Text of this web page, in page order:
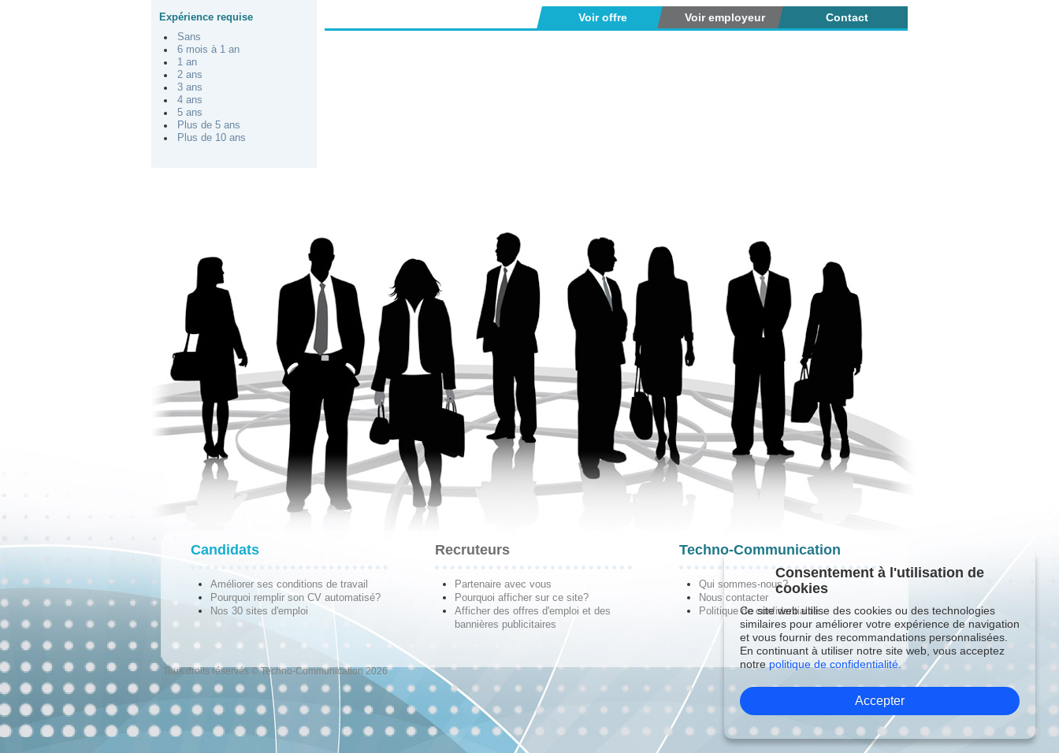
Expérience requise
Sans
6 mois à 1 an
1 an
2 ans
3 ans
4 ans
5 ans
Plus de 5 ans
Plus de 10 ans
Voir offre Voir employeur Contact
Candidats
Améliorer ses conditions de travail
Pourquoi remplir son CV automatisé?
Nos 30 sites d'emploi
Recruteurs
Partenaire avec vous
Pourquoi afficher sur ce site?
Afficher des offres d'emploi et des
bannières publicitaires
Techno-Communication
Qui sommes-nous?
Nous contacter
Politique de confidentialité
Tous droits réservés © Techno-Communication 2026
Consentement à l'utilisation de
cookies
Ce site web utilise des cookies ou des technologies
similaires pour améliorer votre expérience de navigation
et vous fournir des recommandations personnalisées.
En continuant à utiliser notre site web, vous acceptez
notre politique de confidentialité.
Accepter